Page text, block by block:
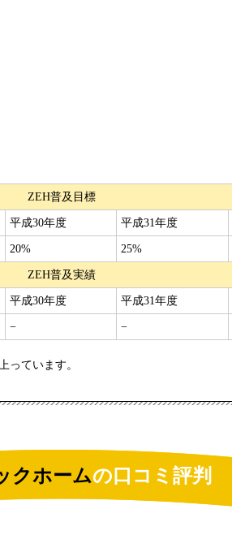
ZEH普及目標
平成30年度 平成31年度
20% 25%
ZEH普及実績
平成30年度 平成31年度
− −
っています。
クホームの口コミ評判